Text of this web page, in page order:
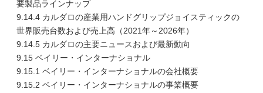
要製品ラインナップ
9.14.4 カルダロの産業用ハンドグリップジョイスティックの
世界販売台数および売上高（2021年～2026年）
9.14.5 カルダロの主要ニュースおよび最新動向
9.15 ベイリー・インターナショナル
9.15.1 ベイリー・インターナショナルの会社概要
9.15.2 ベイリー・インターナショナルの事業概要